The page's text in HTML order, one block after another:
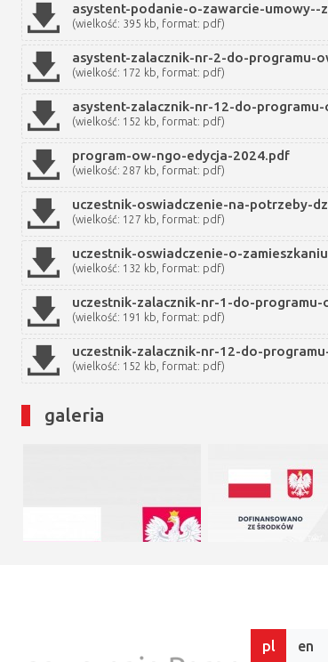
asystent-podanie-o-zawarcie-umowy--
(wielkość: 395 kb, format: pdf)
asystent-zalacznik-nr-2-do-programu-
(wielkość: 172 kb, format: pdf)
asystent-zalacznik-nr-12-do-
(wielkość: 152 kb, format: pdf)
program-ow-ngo-edycja-2024.pdf
(wielkość: 287 kb, format: pdf)
uczestnik-oswiadczenie-na-potrzeby-
(wielkość: 127 kb, format: pdf)
uczestnik-oswiadczenie-o-
(wielkość: 132 kb, format: pdf)
uczestnik-zalacznik-nr-1-do-
(wielkość: 191 kb, format: pdf)
uczestnik-zalacznik-nr-12-do-
(wielkość: 152 kb, format: pdf)
galeria
pl en